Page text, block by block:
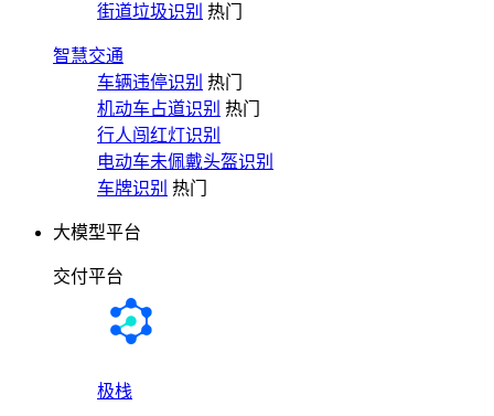
街道垃圾识别 热门
智慧交通
车辆违停识别 热门
机动车占道识别 热门
行人闯红灯识别
电动车未佩戴头盔识别
车牌识别 热门
大模型平台
交付平台
极栈